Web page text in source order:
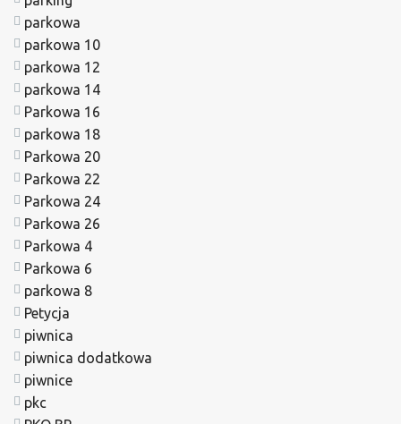
parkowa
parkowa 10
parkowa 12
parkowa 14
Parkowa 16
parkowa 18
Parkowa 20
Parkowa 22
Parkowa 24
Parkowa 26
Parkowa 4
Parkowa 6
parkowa 8
Petycja
piwnica
piwnica dodatkowa
piwnice
pkc